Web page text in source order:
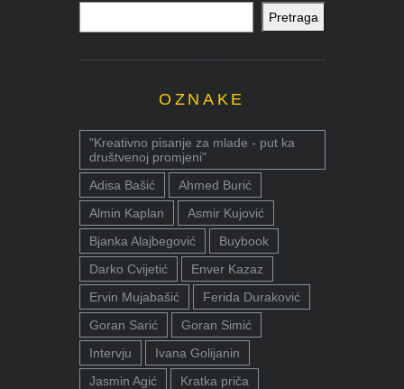
Pretraga
OZNAKE
"Kreativno pisanje za mlade - put ka
društvenoj promjeni"
Adisa Bašić
Ahmed Burić
Almin Kaplan
Asmir Kujović
Bjanka Alajbegović
Buybook
Darko Cvijetić
Enver Kazaz
Ervin Mujabašić
Ferida Duraković
Goran Sarić
Goran Simić
Intervju
Ivana Golijanin
Jasmin Agić
Kratka priča